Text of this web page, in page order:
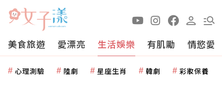
美食旅遊 愛漂亮 生活娛樂 有肌勵 情慾愛
心理測驗 陸劇 星座生肖 韓劇 彩妝保養